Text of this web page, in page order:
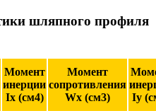
шляпного профиля
Момент
инерции
Ix (см4)
Момент
сопротивления
Wx (см3)
Iy